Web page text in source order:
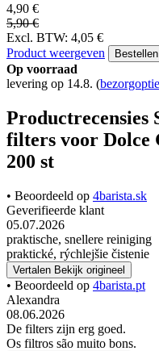
4,90 €
5,90 €
Excl. BTW: 4,05 €
Product weergeven
Bestellen
Op voorraad
levering op 14.8. (
Productrecensies
filters voor Dolce
200 st
• Beoordeeld op 4barista.sk
Geverifieerde klant
05.07.2026
praktische, snellere reiniging
praktické, rýchlejšie čistenie
Vertalen Bekijk origineel
• Beoordeeld op 4barista.pt
Alexandra
08.06.2026
De filters zijn erg goed.
Os filtros são muito bons.